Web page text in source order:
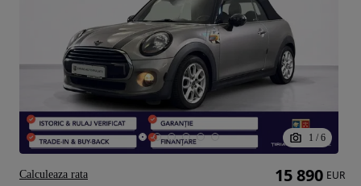
1 / 6
15 890 EUR
Calculeaza rata